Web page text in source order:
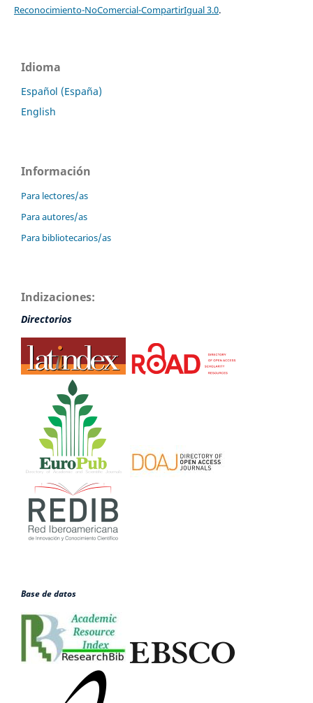
Reconocimiento-NoComercial-CompartirIgual 3.0.
Idioma
Español (España)
English
Información
Para lectores/as
Para autores/as
Para bibliotecarios/as
Indizaciones:
Directorios
Base de datos